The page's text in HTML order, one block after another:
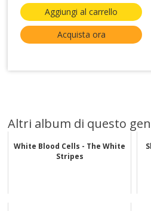
Aggiungi al carrello
Acquista ora
Altri album di questo
White Blood Cells - The White
Stripes